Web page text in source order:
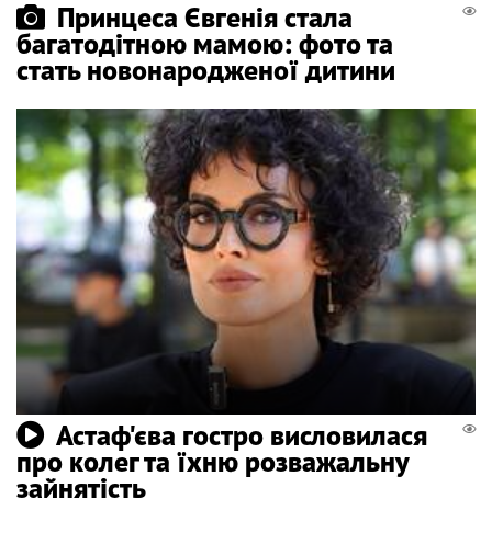
Принцеса Євгенія стала
багатодітною мамою: фото та
стать новонародженої дитини
Астаф'єва гостро висловилася
про колег та їхню розважальну
зайнятість